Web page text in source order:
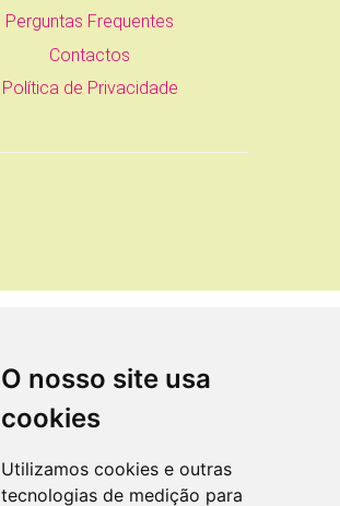
O nosso site usa
cookies
Utilizamos cookies e outras
tecnologias de medição para
Perguntas Frequentes
Contactos
Política de Privacidade